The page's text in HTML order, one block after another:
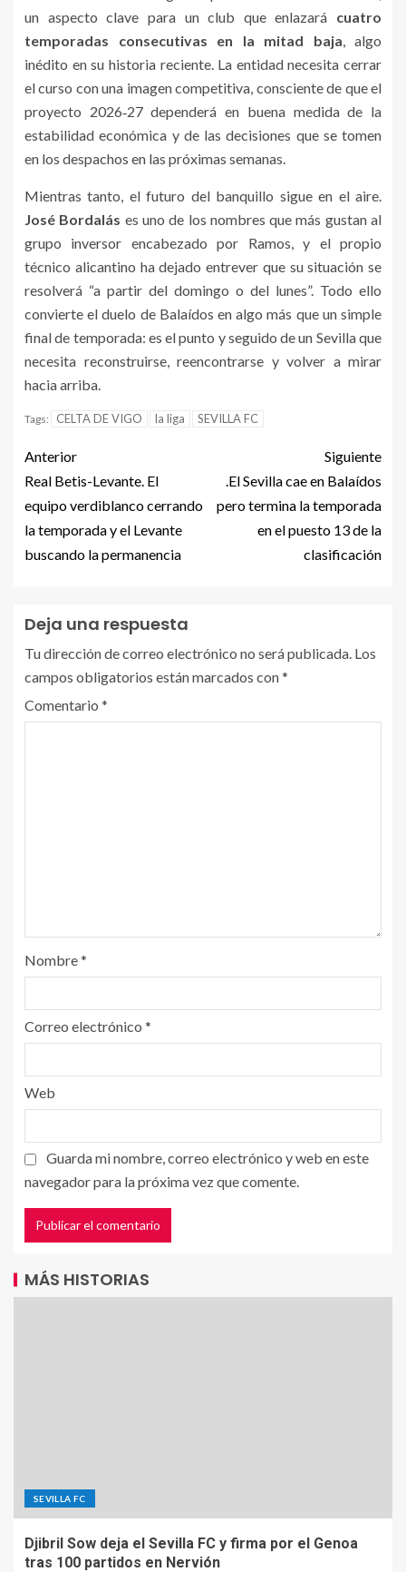
un aspecto clave para un club que enlazará cuatro
temporadas consecutivas en la mitad baja, algo
inédito en su historia reciente. La entidad necesita cerrar
el curso con una imagen competitiva, consciente de que el
proyecto 2026‑27 dependerá en buena medida de la
estabilidad económica y de las decisiones que se tomen
en los despachos en las próximas semanas.
Mientras tanto, el futuro del banquillo sigue en el aire.
José Bordalás es uno de los nombres que más gustan al
grupo inversor encabezado por Ramos, y el propio
técnico alicantino ha dejado entrever que su situación se
resolverá “a partir del domingo o del lunes”. Todo ello
convierte el duelo de Balaídos en algo más que un simple
final de temporada: es el punto y seguido de un Sevilla que
necesita reconstruirse, reencontrarse y volver a mirar
hacia arriba.
Tags: CELTA DE VIGO la liga SEVILLA FC
Anterior
Real Betis-Levante. El
equipo verdiblanco cerrando
la temporada y el Levante
buscando la permanencia
Siguiente
.El Sevilla cae en Balaídos
pero termina la temporada
en el puesto 13 de la
clasificación
Deja una respuesta
Tu dirección de correo electrónico no será publicada. Los
campos obligatorios están marcados con*
Comentario *
Nombre*
Correo electrónico *
Web
Guarda mi nombre, correo electrónico y web en este
navegador para la próxima vez que comente.
MÁS HISTORIAS
SEVILLA FC
Djibril Sow deja el Sevilla FC y firma por el Genoa
tras 100 partidos en Nervión